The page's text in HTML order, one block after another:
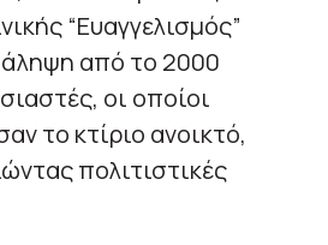
“Ευαγγελισμός”
από το 2000
οι οποίοι
το κτίριο ανοικτό,
πολιτιστικές